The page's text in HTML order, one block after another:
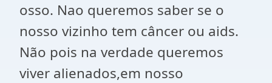
osso. Nao queremos saber se o
nosso vizinho tem câncer ou aids.
Não pois na verdade queremos
viver alienados,em nosso